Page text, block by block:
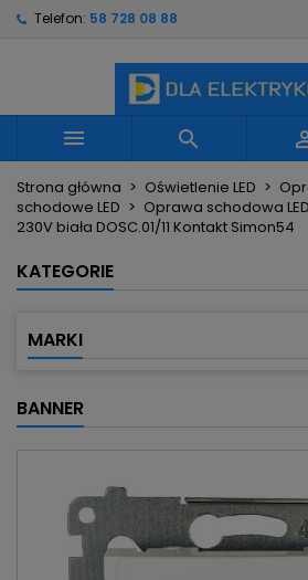
Telefon: 58 728 08 88
 
Strona główna Oświetlenie LED
schodowe LED
Oprawa schodowa
230V biała DOSC.01/11 Kontakt Simon54
KATEGORIE
MARKI
BANNER
Utwórz nową listę
Nazwa listy życzeń
Anuluj
Musisz być zalogowany by
swojej liście życzeń.
Anuluj